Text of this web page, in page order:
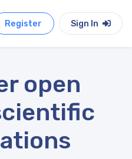
Register Sign In
open